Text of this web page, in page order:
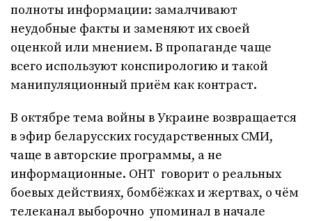
полноты информации: замалчивают
неудобные факты и заменяют их своей
оценкой или мнением. В пропаганде чаще
всего используют конспирологию и такой
манипуляционный приём как контраст.
В октябре тема войны в Украине возвращается
в эфир беларусских государственных СМИ,
чаще в авторские программы, а не
информационные. ОНТ говорит о реальных
боевых действиях, бомбёжках и жертвах, о чём
телеканал выборочно упоминал в начале